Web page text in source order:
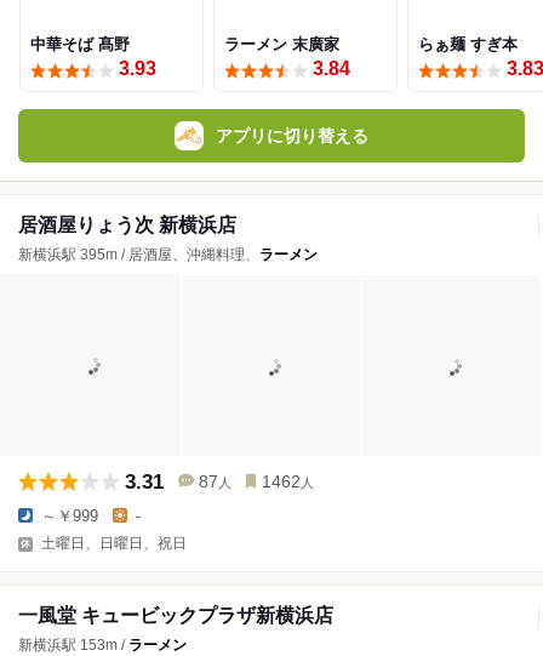
中華そば 髙野
3.93
ラーメン 末廣家
3.84
らぁ麺 すぎ本
3.83
アプリに切り替える
居酒屋りょう次 新横浜店
新横浜駅 395m / 居酒屋、沖縄料理、 ラーメン
3.31 87 人 1462 人
～￥999 -
土曜日、日曜日、祝日
一風堂 キュービックプラザ新横浜店
新横浜駅 153m / ラーメン